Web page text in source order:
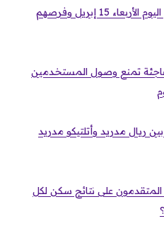
توقعات الفلك لمواليد الأبراج اليوم الأربعاء 15 إبريل وفرصهم
تمنع وصول المستخدمين
ريال مدريد وأتلتيكو مدريد
على نتائج سكن لكل